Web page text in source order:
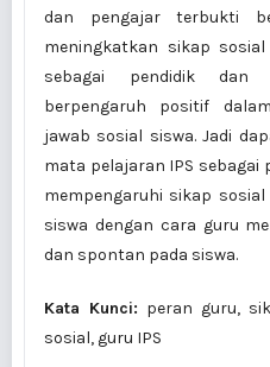
dan pengajar terbukti
meningkatkan sikap
sebagai pendidik dan
berpengaruh positif
jawab sosial siswa. Jadi
mata pelajaran IPS sebagai
mempengaruhi sikap
siswa dengan cara guru
dan spontan pada siswa.
Kata Kunci: peran guru,
sosial, guru IPS